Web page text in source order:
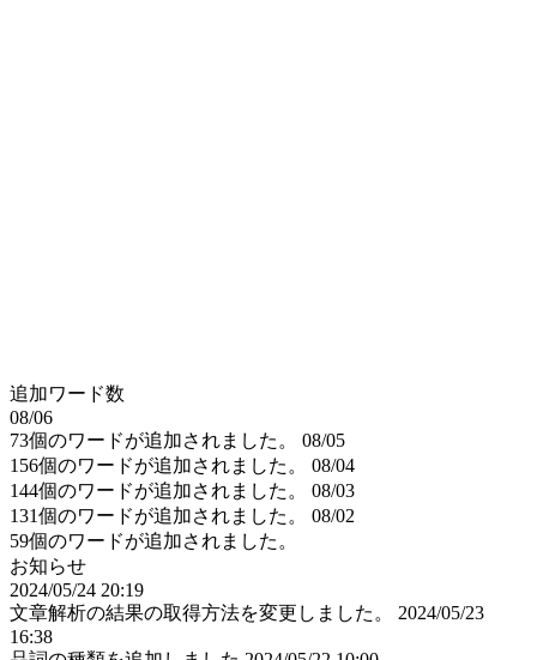
追加ワード数
08/06
73個のワードが追加されました。
08/05
156個のワードが追加されました。
08/04
144個のワードが追加されました。
08/03
131個のワードが追加されました。
08/02
59個のワードが追加されました。
お知らせ
2024/05/24 20:19
文章解析の結果の取得方法を変更しました。
2024/05/23
16:38